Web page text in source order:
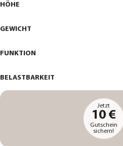
HÖHE
GEWICHT
FUNKTION
BELASTBARKEIT
Jetzt
10 €
Gutschein
sichern!